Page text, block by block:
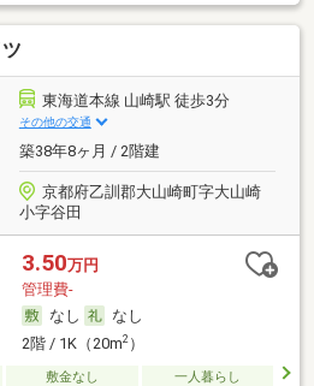
東海道本線 山崎駅 徒歩3分
その他の交通
築38年8ヶ月 / 2階建
京都府乙訓郡大山崎町字大山崎
小字谷田
3.50万円
管理費-
なし
なし
2階 / 1K（20m2）
敷金なし
一人暮らし